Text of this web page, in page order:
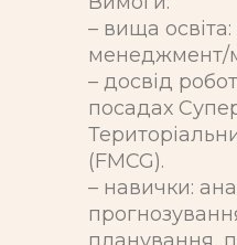
– вища
менеджмент/
– досвід
посадах
(FMCG).
– навички:
планування,